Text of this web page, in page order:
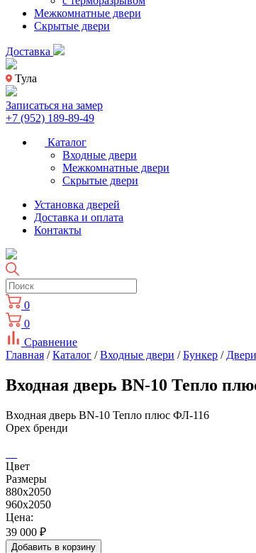
Межкомнатные двери
Скрытые двери
Доставка
Тула
Записаться на замер
+7 (952) 189-89-49
Каталог
Входные двери
Межкомнатные двери
Скрытые двери
Установка дверей
Доставка и оплата
Контакты
0
0
Сравнение
Главная /Каталог /Входные двери /Бункер /
Входная дверь BN-10 Тепло
Входная дверь BN-10 Тепло плюс ФЛ-116
Орех бренди
Цвет
Размеры
880x2050
960x2050
Цена:
39 000 ₽
Добавить в корзину